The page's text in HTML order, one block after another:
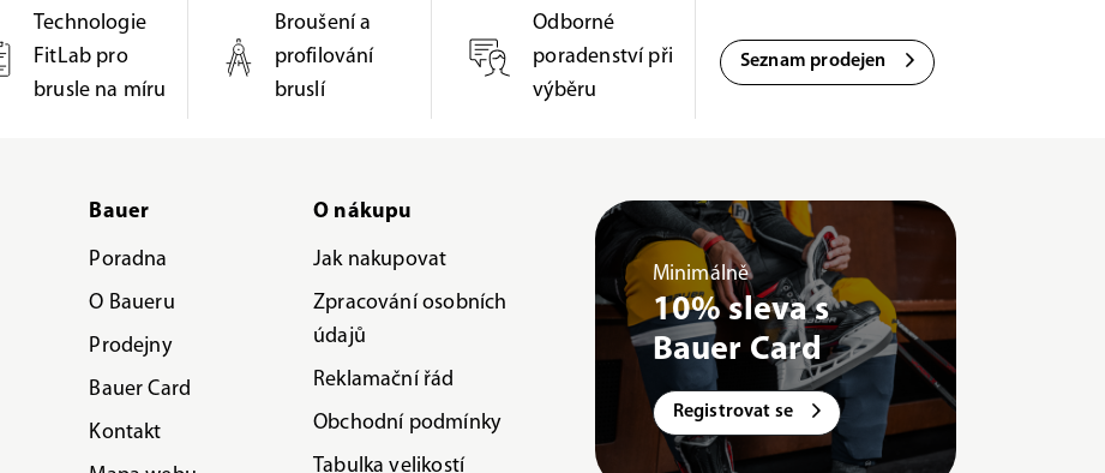
Technologie
FitLab pro
brusle na míru
Broušení a
profilování
bruslí
Odborné
poradenství při
výběru
Seznam prodejen
Bauer
Poradna
O Baueru
Prodejny
Bauer Card
Kontakt
O nákupu
Jak nakupovat
Zpracování osobních
údajů
Reklamační řád
Obchodní podmínky
Tabulka velikostí
Minimálně
10% sleva s
Bauer Card
Registrovat se